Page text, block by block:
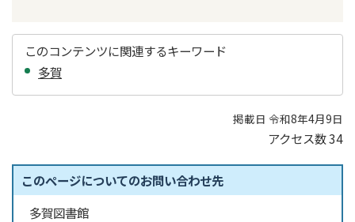
このコンテンツに関連するキーワード
多賀
掲載日 令和8年4月9日
アクセス数34
このページについてのお問い合わせ先
多賀図書館